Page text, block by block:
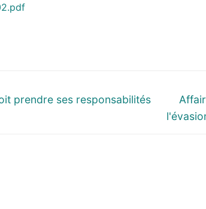
prendre ses responsabilités
Next
post: